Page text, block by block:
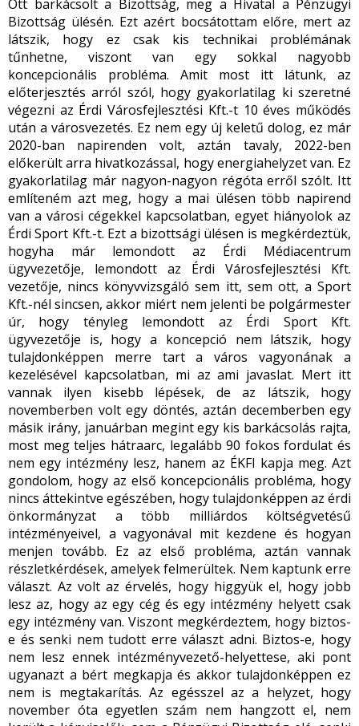
Ott barkácsolt a Bizottság, meg a Hivatal a Pénzügyi
Bizottság ülésén. Ezt azért bocsátottam előre, mert az
látszik, hogy ez csak kis technikai problémának
tűnhetne, viszont van egy sokkal nagyobb
koncepcionális probléma. Amit most itt látunk, az
előterjesztés arról szól, hogy gyakorlatilag ki szeretné
végezni az Érdi Városfejlesztési Kft.-t 10 éves működés
után a városvezetés. Ez nem egy új keletű dolog, ez már
2020-ban napirenden volt, aztán tavaly, 2022-ben
előkerült arra hivatkozással, hogy energiahelyzet van. Ez
gyakorlatilag már nagyon-nagyon régóta erről szólt. Itt
említeném azt meg, hogy a mai ülésen több napirend
van a városi cégekkel kapcsolatban, egyet hiányolok az
Érdi Sport Kft.-t. Ezt a bizottsági ülésen is megkérdeztük,
hogyha már lemondott az Érdi Médiacentrum
ügyvezetője, lemondott az Érdi Városfejlesztési Kft.
vezetője, nincs könyvvizsgáló sem itt, sem ott, a Sport
Kft.-nél sincsen, akkor miért nem jelenti be polgármester
úr, hogy tényleg lemondott az Érdi Sport Kft.
ügyvezetője is, hogy a koncepció nem látszik, hogy
tulajdonképpen merre tart a város vagyonának a
kezelésével kapcsolatban, mi az ami javaslat. Mert itt
vannak ilyen kisebb lépések, de az látszik, hogy
novemberben volt egy döntés, aztán decemberben egy
másik irány, januárban megint egy kis barkácsolás rajta,
most meg teljes hátraarc, legalább 90 fokos fordulat és
nem egy intézmény lesz, hanem az ÉKFI kapja meg. Azt
gondolom, hogy az első koncepcionális probléma, hogy
nincs áttekintve egészében, hogy tulajdonképpen az érdi
önkormányzat a több milliárdos költségvetésű
intézményeivel, a vagyonával mit kezdene és hogyan
menjen tovább. Ez az első probléma, aztán vannak
részletkérdések, amelyek felmerültek. Nem kaptunk erre
választ. Az volt az érvelés, hogy higgyük el, hogy jobb
lesz az, hogy az egy cég és egy intézmény helyett csak
egy intézmény van. Viszont megkérdeztem, hogy biztos-
e és senki nem tudott erre választ adni. Biztos-e, hogy
nem lesz ennek intézményvezető-helyettese, aki pont
ugyanazt a bért megkapja és akkor tulajdonképpen ez
nem is megtakarítás. Az egésszel az a helyzet, hogy
november óta egyetlen szám nem hangzott el, nem